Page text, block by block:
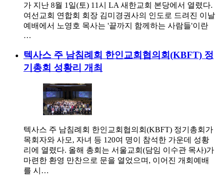
가 지난 8월 1일(토) 11시 LA 새한교회 본당에서 열렸다.
여선교회 연합회 회장 김미경권사의 인도로 드려진 이날
예배에서 노영호 목사는 '끝까지 함께하는 사람들'이란
…
텍사스 주 남침례회 한인교회협의회(KBFT) 정
기총회 성황리 개최
텍사스 주 남침례회 한인교회협의회(KBFT) 정기총회가
목회자와 사모, 자녀 등 120여 명이 참석한 가운데 성황
리에 열렸다. 올해 총회는 서울교회(담임 이수관 목사)가
마련한 환영 만찬으로 문을 열었으며, 이어진 개회예배
를 시…